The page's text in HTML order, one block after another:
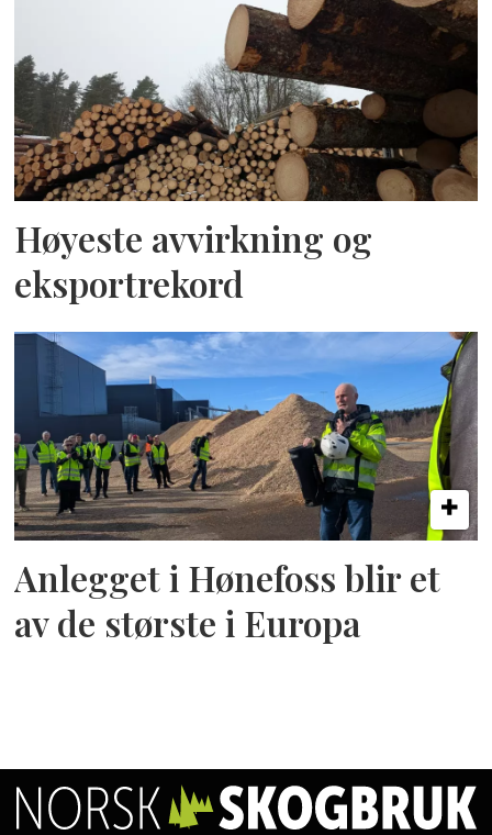
Høyeste avvirkning og
eksportrekord
Anlegget i Hønefoss blir et
av de største i Europa